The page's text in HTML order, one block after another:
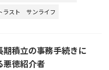
ラスト
サンライフ
期積立の事務手続きに
悪徳紹介者